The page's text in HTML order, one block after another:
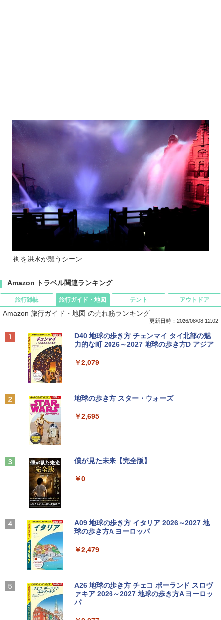
街を洪水が襲うシーン
Amazon トラベル関連ランキング
旅行雑誌
BE-PAL(ビ-パル) 2026年 9 月号【特別付録:
SOTO ミニマル"旅"財布 ランダム2種】
￥1,500
ディズニーファン ２０２６年 ９月号 [雑
山と溪谷 2026年8月号「南アルプス大全」
￥1,540
Coyote No.89 特集 星野道夫 夢見る旅
AIRLINE（エアライン）2026年9月号【特
集】ボーイング110周年を祝して！
旅行ガイド・地図
Amazon 旅行ガイド・地図 の売れ筋ランキング
更新日時：2026/08/08 12:02
D40 地球の歩き方 チェンマイ タイ北部の魅
力的な町 2026～2027 地球の歩き方D アジア
￥2,079
地球の歩き方 スター・ウォーズ
￥2,695
僕が見た未来【完全版】
￥0
A09 地球の歩き方 イタリア 2026～2027 地
球の歩き方A ヨーロッパ
￥2,479
A26 地球の歩き方 チェコ ポーランド スロヴ
ァキア 2026～2027 地球の歩き方A ヨーロッ
パ
テント アウトドア